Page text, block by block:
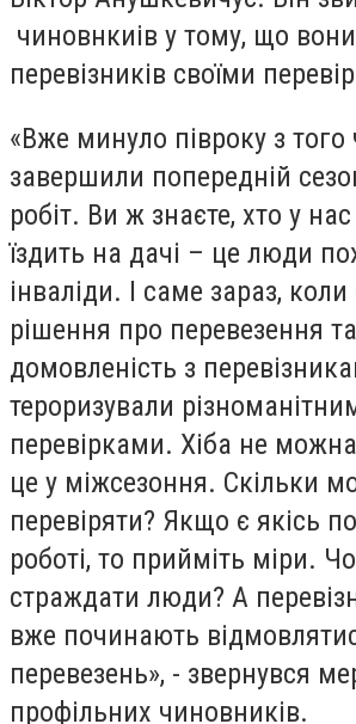
чиновнкиів у тому, що
перевізників своїми
«Вже минуло півроку з того
завершили попередній
робіт. Ви ж знаєте, хто у
їздить на дачі – це люди
інваліди. І саме зараз,
рішення про перевезення та
домовленість з
тероризували
перевірками. Хіба не
це у міжсезоння. Скільки
перевіряти? Якщо є якісь
роботі, то прийміть міри.
страждати люди? А
вже починають
перевезень», - звернувся
профільних чиновників.